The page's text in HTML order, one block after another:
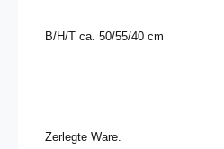
B/H/T ca. 50/55/40 cm
Zerlegte Ware.